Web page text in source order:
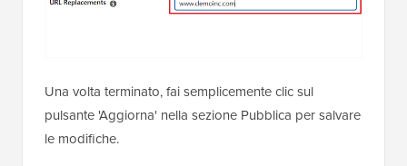
Una volta terminato, fai semplicemente clic sul
pulsante 'Aggiorna' nella sezione Pubblica per salvare
le modifiche.